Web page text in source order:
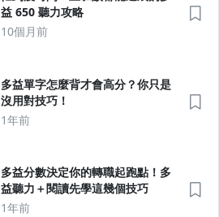
益 650 聽力攻略
10個月前
多益單字怎麼背才會高分？你只是
沒用對技巧！
1年前
多益分數決定你的轉職起跑點！多
益聽力＋閱讀先學這幾個技巧
1年前